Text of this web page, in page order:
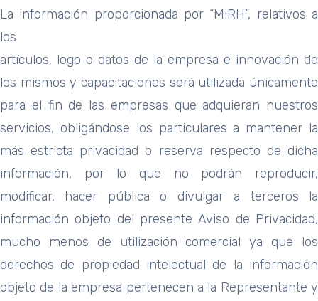
La información proporcionada por “MiRH”, relativos a
los
artículos, logo o datos de la empresa e innovación de
los mismos y capacitaciones será utilizada únicamente
para el fin de las empresas que adquieran nuestros
servicios, obligándose los particulares a mantener la
más estricta privacidad o reserva respecto de dicha
información, por lo que no podrán reproducir,
modificar, hacer pública o divulgar a terceros la
información objeto del presente Aviso de Privacidad,
mucho menos de utilización comercial ya que los
derechos de propiedad intelectual de la información
objeto de la empresa pertenecen a la Representante y